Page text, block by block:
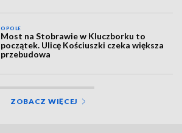
OPOLE
Most na Stobrawie w Kluczborku to
początek. Ulicę Kościuszki czeka większa
przebudowa
ZOBACZ WIĘCEJ